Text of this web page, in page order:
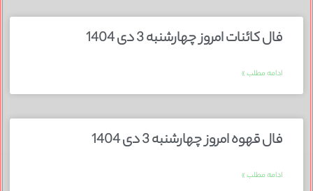
فال کائنات امروز چهارشنبه 3 دی 1404
ادامه مطلب »
فال قهوه امروز چهارشنبه 3 دی 1404
ادامه مطلب »